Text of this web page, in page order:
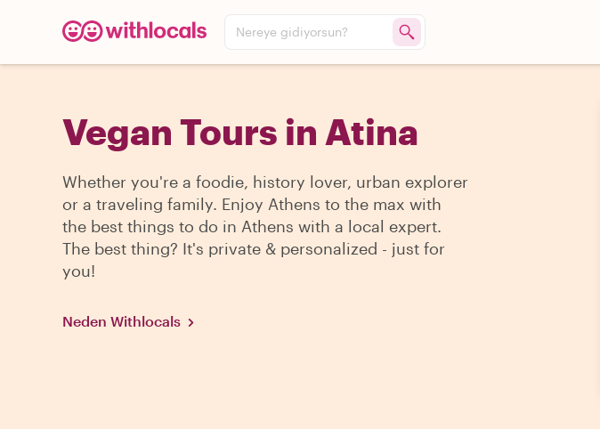
Nereye gidiyorsun?
Vegan Tours in Atina
Whether you're a foodie, history lover, urban explorer
or a traveling family. Enjoy Athens to the max with
the best things to do in Athens with a local expert.
The best thing? It's private & personalized - just for
you!
Neden Withlocals